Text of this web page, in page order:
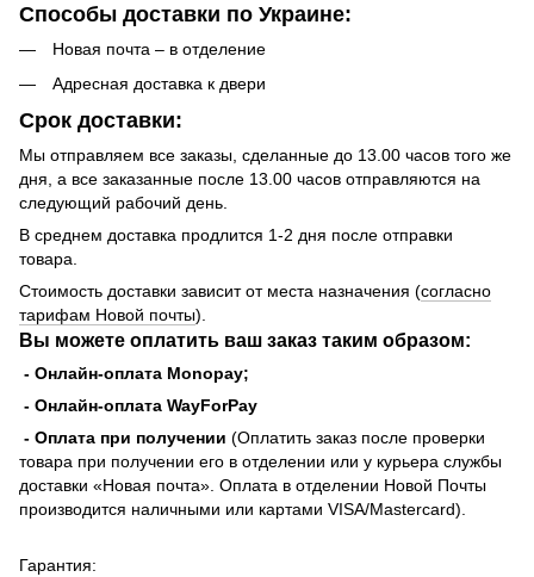
Способы доставки по Украине:
Новая почта – в отделение
Адресная доставка к двери
Срок доставки:
Мы отправляем все заказы, сделанные до 13.00 часов того же
дня, а все заказанные после 13.00 часов отправляются на
следующий рабочий день.
В среднем доставка продлится 1-2 дня после отправки
товара.
Стоимость доставки зависит от места назначения (согласно
тарифам Новой почты).
Вы можете оплатить ваш заказ таким образом:
- Онлайн-оплата Monopay;
- Онлайн-оплата WayForPay
- Оплата при получении (Оплатить заказ после проверки
товара при получении его в отделении или у курьера службы
доставки «Новая почта». Оплата в отделении Новой Почты
производится наличными или картами VISA/Mastercard).
Гарантия: